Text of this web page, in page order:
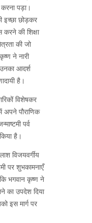
पड़ा।
इच्छा छोड़कर
की शिक्षा
की जो
ने नारी
उनका आदर्श
है।
विशेषकर
पौराणिक
पर्व
है।
विजयवर्गीय
पर शुभकामनाएँ
भगवान कृष्ण ने
का उपदेश दिया
इस मार्ग पर